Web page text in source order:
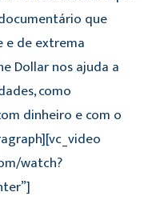
que
de extrema
Dollar nos ajuda a
como
dinheiro e com o
watch?